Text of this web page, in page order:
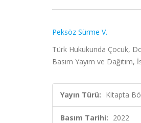
Peksöz Sürme V.
Türk Hukukunda Çocuk,
Basım Yayım ve
Yayın Türü: Kitapta
Basım Tarihi: 2022